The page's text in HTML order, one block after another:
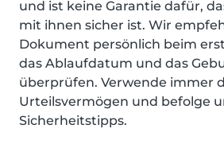
und ist keine Garantie dafür,
mit ihnen sicher ist. Wir
Dokument persönlich beim
das Ablaufdatum und das
überprüfen. Verwende immer
Urteilsvermögen und befolge
Sicherheitstipps.